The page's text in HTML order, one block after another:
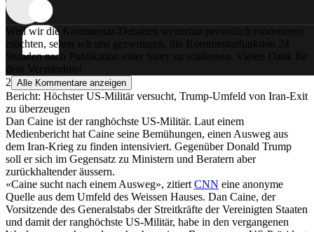
Weil wir die Kommentar-Debatten weiterhin persönlich moderieren
möchten, sehen wir uns gezwungen, die Kommentarfunktion 24
Stunden nach Publikation einer Story zu schliessen. Vielen Dank für
dein Verständnis!
2 Alle Kommentare anzeigen
Bericht: Höchster US-Militär versucht, Trump-Umfeld von Iran-Exit
zu überzeugen
Dan Caine ist der ranghöchste US-Militär. Laut einem
Medienbericht hat Caine seine Bemühungen, einen Ausweg aus
dem Iran-Krieg zu finden intensiviert. Gegenüber Donald Trump
soll er sich im Gegensatz zu Ministern und Beratern aber
zurückhaltender äussern.
«Caine sucht nach einem Ausweg», zitiert CNN eine anonyme
Quelle aus dem Umfeld des Weissen Hauses. Dan Caine, der
Vorsitzende des Generalstabs der Streitkräfte der Vereinigten Staaten
und damit der ranghöchste US-Militär, habe in den vergangenen